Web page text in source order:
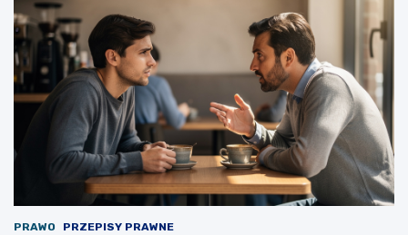
PRAWO PRZEPISY PRAWNE